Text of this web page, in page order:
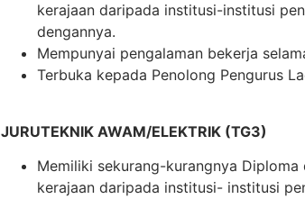
kerajaan daripada institusi-institusi
dengannya.
Mempunyai pengalaman bekerja
Terbuka kepada Penolong Pengurus
JURUTEKNIK AWAM/ELEKTRIK (TG3)
Memiliki sekurang-kurangnya
kerajaan daripada institusi- institusi